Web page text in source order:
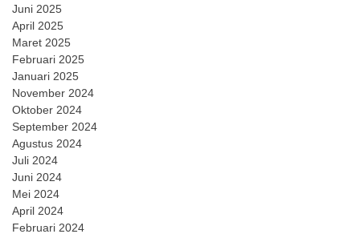
Juni 2025
April 2025
Maret 2025
Februari 2025
Januari 2025
November 2024
Oktober 2024
September 2024
Agustus 2024
Juli 2024
Juni 2024
Mei 2024
April 2024
Februari 2024